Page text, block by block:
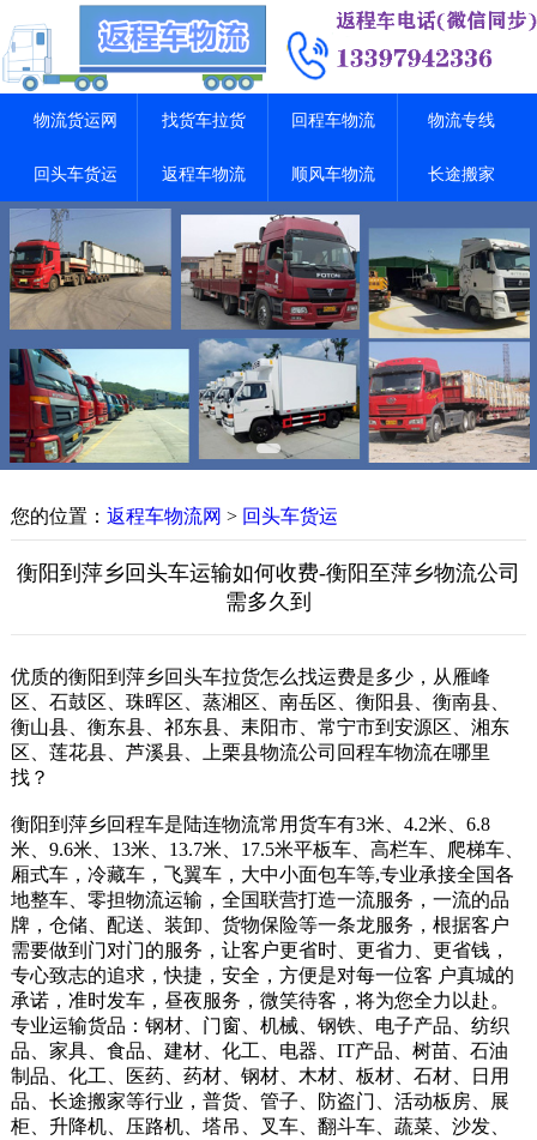
物流货运网 找货车拉货 回程车物流 物流专线
回头车货运 返程车物流 顺风车物流 长途搬家
您的位置： 返程车物流网 > 回头车货运
衡阳到萍乡回头车运输如何收费-衡阳至萍乡物流公司
需多久到
优质的衡阳到萍乡回头车拉货怎么找运费是多少，从雁峰
区、石鼓区、珠晖区、蒸湘区、南岳区、衡阳县、衡南县、
衡山县、衡东县、祁东县、耒阳市、常宁市到安源区、湘东
区、莲花县、芦溪县、上栗县物流公司回程车物流在哪里
找？
衡阳到萍乡回程车是陆连物流常用货车有3米、4.2米、6.8
米、9.6米、13米、13.7米、17.5米平板车、高栏车、爬梯车、
厢式车，冷藏车，飞翼车，大中小面包车等,专业承接全国各
地整车、零担物流运输，全国联营打造一流服务，一流的品
牌，仓储、配送、装卸、货物保险等一条龙服务，根据客户
需要做到门对门的服务，让客户更省时、更省力、更省钱，
专心致志的追求，快捷，安全，方便是对每一位客 户真城的
承诺，准时发车，昼夜服务，微笑待客，将为您全力以赴。
专业运输货品：钢材、门窗、机械、钢铁、电子产品、纺织
品、家具、食品、建材、化工、电器、IT产品、树苗、石油
制品、化工、医药、药材、钢材、木材、板材、石材、日用
品、长途搬家等行业，普货、管子、防盗门、活动板房、展
柜、升降机、压路机、塔吊、叉车、翻斗车、蔬菜、沙发、